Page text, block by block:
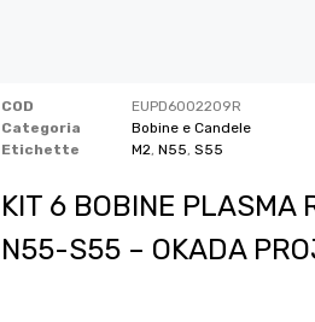
COD
EUPD6002209R
Categoria
Bobine e Candele
Etichette
M2, N55, S55
KIT 6 BOBINE PLASMA
N55-S55 – OKADA